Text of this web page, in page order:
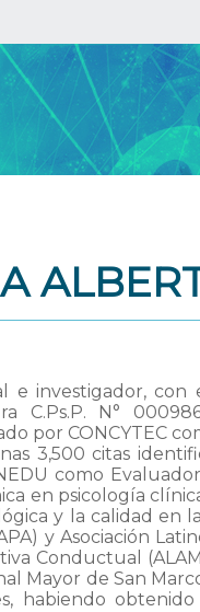
e investigador,
C.Ps.P. N°
por CONCYTEC
3,500 citas
como
en psicología
y la calidad en
y Asociación
Conductual
Mayor de San
habiendo